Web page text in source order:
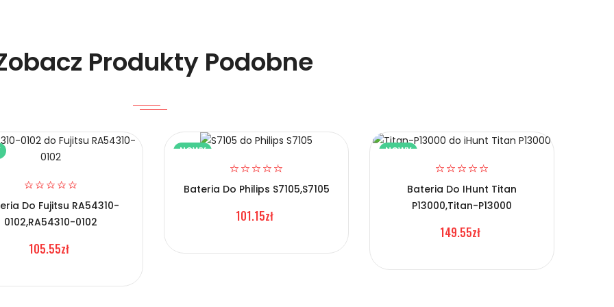
Vivo BL-C05?
Produkty Podobne
Do Fujitsu RA54310-
0102,RA54310-0102
105.55zł
NOWY
Bateria Do Philips S7105,S7105
101.15zł
NOWY
Bateria Do IHunt Titan
P13000,Titan-P13000
149.55zł